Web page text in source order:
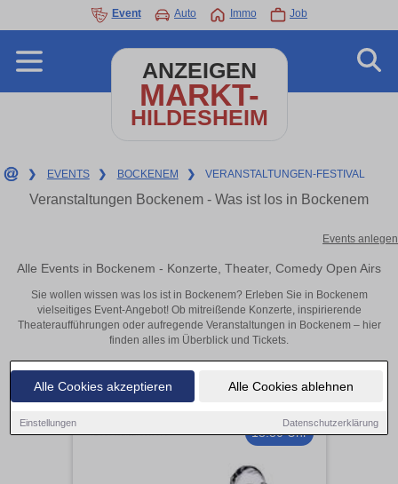
Alle Cookies akzeptieren Alle Cookies ablehnen
Einstellungen Datenschutzerklärung
Event Auto Immo Job
ANZEIGEN
MARKT-
HILDESHEIM
❯ EVENTS ❯ BOCKENEM ❯ VERANSTALTUNGEN-FESTIVAL
Veranstaltungen Bockenem - Was ist los in Bockenem
Events anlegen
Alle Events in Bockenem - Konzerte, Theater, Comedy Open Airs
Sie wollen wissen was los ist in Bockenem? Erleben Sie in Bockenem
vielseitiges Event-Angebot! Ob mitreißende Konzerte, inspirierende
Theateraufführungen oder aufregende Veranstaltungen in Bockenem – hier
finden alles im Überblick und Tickets.
18:30 Uhr